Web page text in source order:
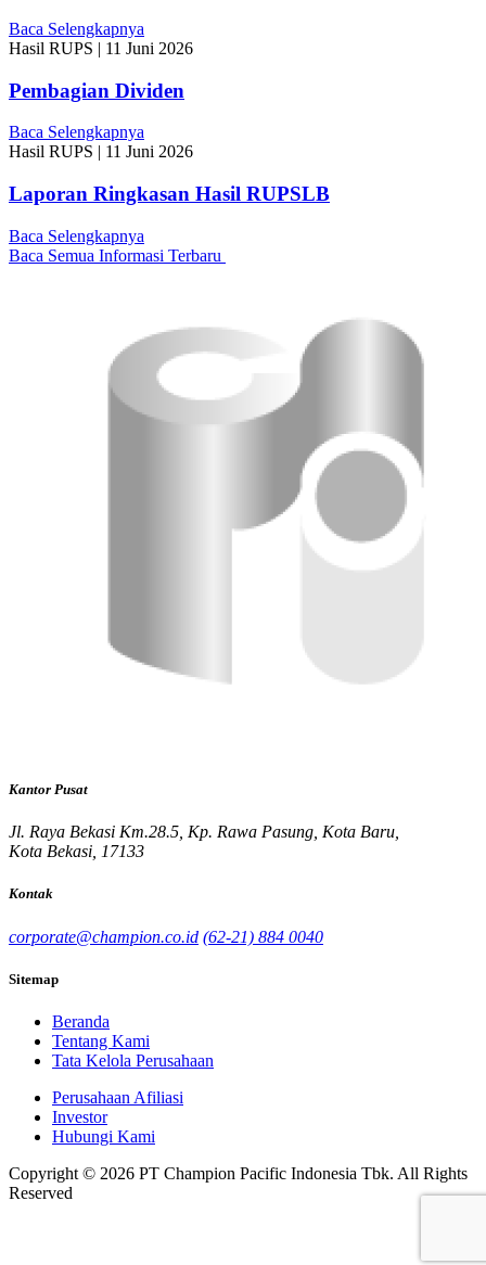
Baca Selengkapnya
Hasil RUPS | 11 Juni 2026
Pembagian Dividen
Baca Selengkapnya
Hasil RUPS
11 Juni 2026
Laporan Ringkasan Hasil RUPSLB
Baca Selengkapnya
Baca Semua Informasi Terbaru
Kantor Pusat
Jl. Raya Bekasi Km.28.5, Kp. Rawa Pasung, Kota Baru,
Kota Bekasi, 17133
Kontak
corporate@champion.co.id (62-21) 884 0040
Sitemap
Beranda
Tentang Kami
Tata Kelola Perusahaan
Perusahaan Afiliasi
Investor
Hubungi Kami
Copyright © 2026 PT Champion Pacific Indonesia Tbk. All Rights
Reserved